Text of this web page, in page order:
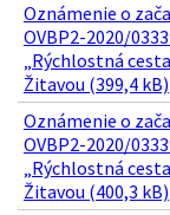
Oznámenie o
OVBP2-2020/
„Rýchlostná
Žitavou (399,4 kB)
Oznámenie o
OVBP2-2020/
„Rýchlostná
Žitavou (400,3 kB)